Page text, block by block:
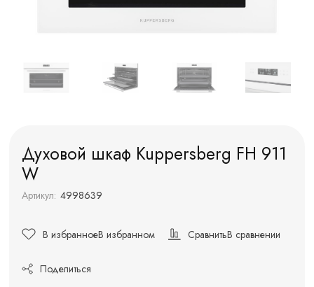
Духовой шкаф Kuppersberg FH 911
W
Артикул: 4998639
В избранноеВ избранном СравнитьВ сравнении
Поделиться